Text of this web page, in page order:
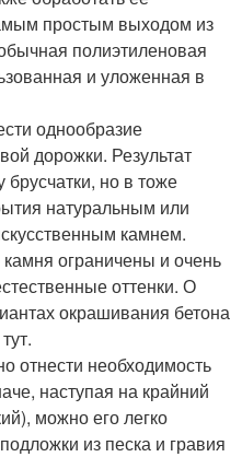
простым выходом из
полиэтиленовая
и уложенная в
однообразие
дорожки. Результат
брусчатки, но в тоже
натуральным или
камнем.
ограничены и очень
оттенки. О
окрашивания бетона
отнести необходимость
наступая на крайний
можно его легко
из песка и гравия